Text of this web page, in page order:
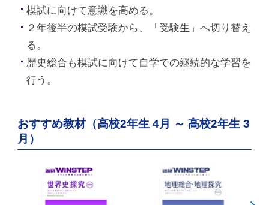
模試に向けて意識を高める。
２年後半の模試受験から、「受験生」へ切り替え
る。
歴史総合も模試に向けて自学での継続的な学習を
行う。
おすすめ教材（高校2年生 4月 ～ 高校2年生 3
月）